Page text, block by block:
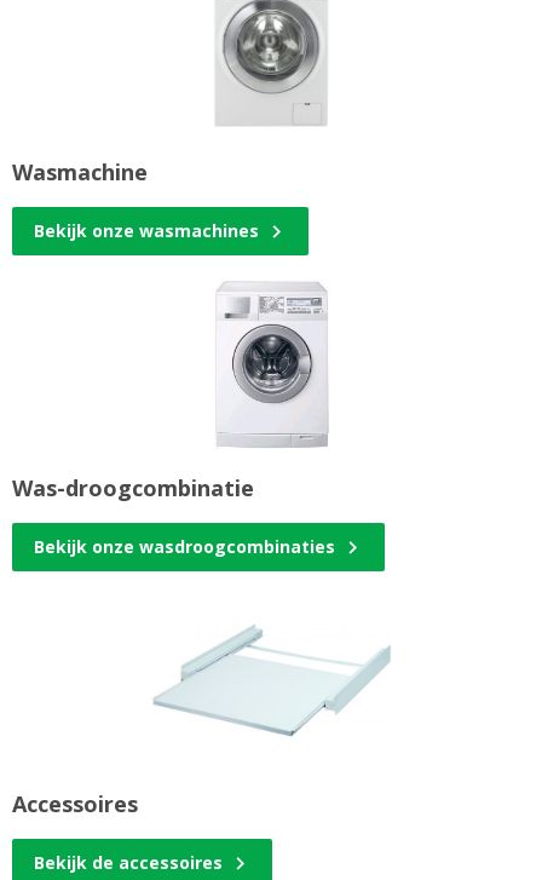
Wasmachine
Bekijk onze wasmachines
Was-droogcombinatie
Bekijk onze wasdroogcombinaties
Accessoires
Bekijk de accessoires